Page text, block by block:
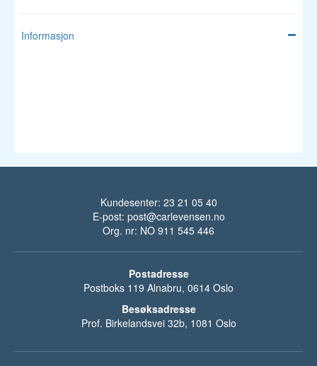
Informasjon
Kundesenter: 23 21 05 40
E-post: post@carlevensen.no
Org. nr: NO 911 545 446
Postadresse
Postboks 119 Alnabru, 0614 Oslo
Besøksadresse
Prof. Birkelandsvei 32b, 1081 Oslo